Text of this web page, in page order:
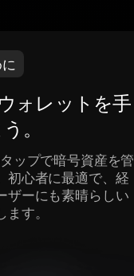
ォレットを手
。
ップで暗号資産を管
初心者に最適で、経
ザーにも素晴らしい
す。